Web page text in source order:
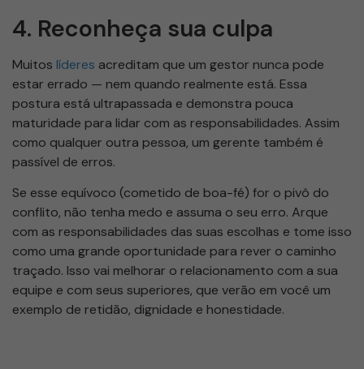
4. Reconheça sua culpa
Muitos líderes acreditam que um gestor nunca pode
estar errado — nem quando realmente está. Essa
postura está ultrapassada e demonstra pouca
maturidade para lidar com as responsabilidades. Assim
como qualquer outra pessoa, um gerente também é
passível de erros.
Se esse equívoco (cometido de boa-fé) for o pivô do
conflito, não tenha medo e assuma o seu erro. Arque
com as responsabilidades das suas escolhas e tome isso
como uma grande oportunidade para rever o caminho
traçado. Isso vai melhorar o relacionamento com a sua
equipe e com seus superiores, que verão em você um
exemplo de retidão, dignidade e honestidade.